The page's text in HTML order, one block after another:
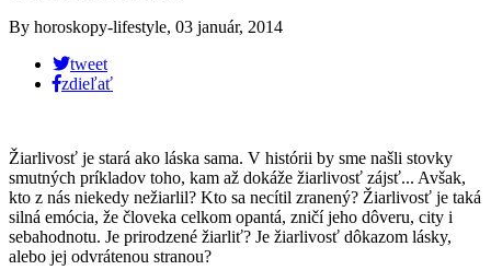
By horoskopy-lifestyle, 03 január, 2014
tweet
zdieľať
Žiarlivosť je stará ako láska sama. V histórii by sme našli stovky
smutných príkladov toho, kam až dokáže žiarlivosť zájsť... Avšak,
kto z nás niekedy nežiarlil? Kto sa necítil zranený? Žiarlivosť je taká
silná emócia, že človeka celkom opantá, zničí jeho dôveru, city i
sebahodnotu. Je prirodzené žiarliť? Je žiarlivosť dôkazom lásky,
alebo jej odvrátenou stranou?